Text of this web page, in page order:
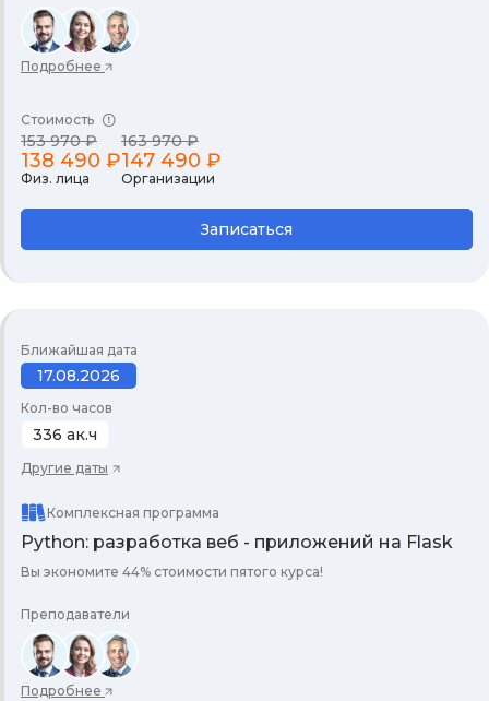
Подробнее
Стоимость
153 970 ₽
138 490 ₽
Физ. лица
163 970 ₽
147 490 ₽
Организации
Записаться
Ближайшая дата
17.08.2026
Кол-во часов
336 ак.ч
Другие даты
Комплексная программа
Python: разработка веб - приложений на Flask
Вы экономите 44% стоимости пятого курса!
Преподаватели
Подробнее